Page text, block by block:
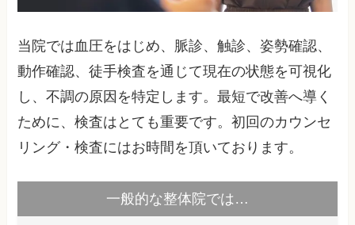
当院では血圧をはじめ、脈診、触診、姿勢確認、
動作確認、徒手検査を通じて現在の状態を可視化
し、不調の原因を特定します。最短で改善へ導く
ために、検査はとても重要です。初回のカウンセ
リング・検査にはお時間を頂いております。
一般的な整体院では…